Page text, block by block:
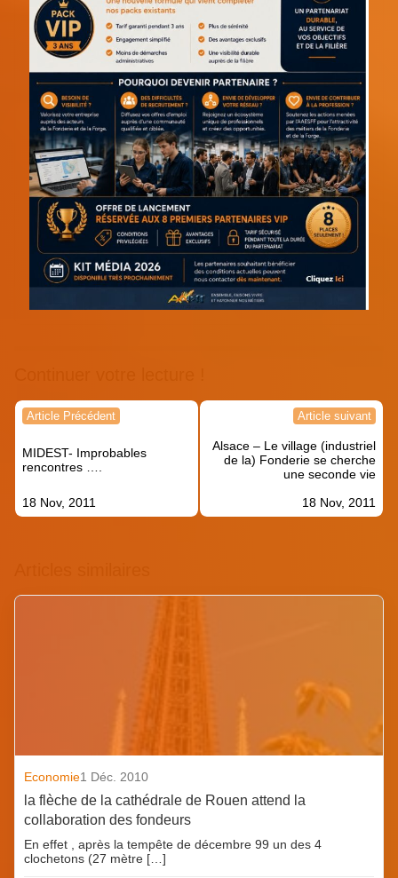
Navigation
l’article
Article Précédent
MIDEST- Improbables
rencontres ….
18 Nov, 2011
Article suivant
Alsace – Le village (industriel
de la) Fonderie se cherche
une seconde vie
18 Nov, 2011
Economie1 Déc. 2010
la flèche de la cathédrale de Rouen attend la
collaboration des fondeurs
En effet , après la tempête de décembre 99 un des 4
clochetons (27 mètre […]